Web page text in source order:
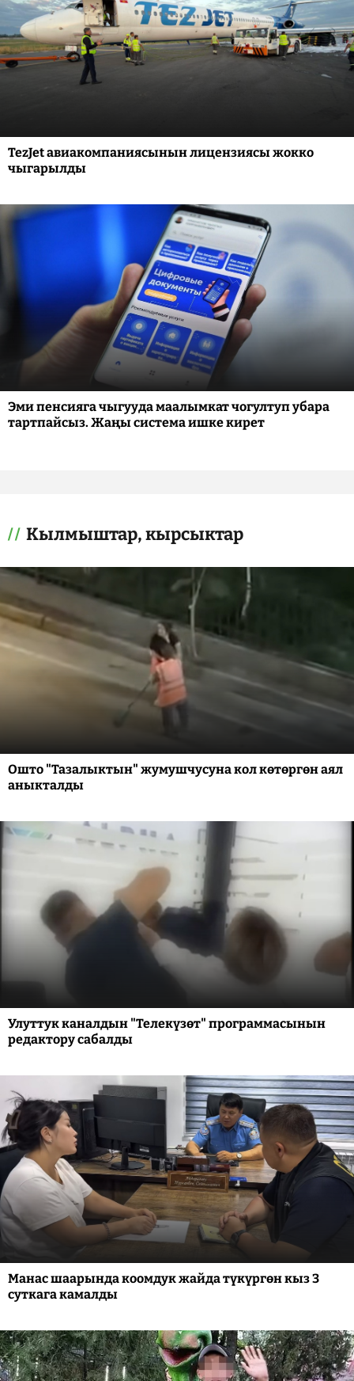
TezJet авиакомпаниясынын лицензиясы жокко
чыгарылды
Эми пенсияга чыгууда маалымкат чогултуп убара
тартпайсыз. Жаңы система ишке кирет
Кылмыштар, кырсыктар
Ошто "Тазалыктын" жумушчусуна кол көтөргөн аял
аныкталды
Улуттук каналдын "Телекүзөт" программасынын
редактору сабалды
Манас шаарында коомдук жайда түкүргөн кыз 3
суткага камалды